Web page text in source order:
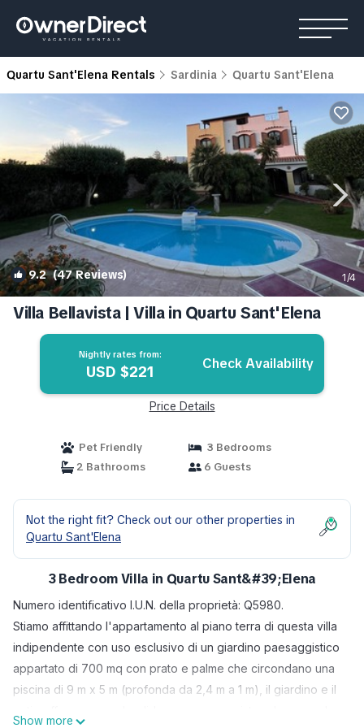
Quartu Sant'Elena Rentals Sardinia Quartu Sant'Elena
9.2(47 Reviews) 1/4
Villa Bellavista | Villa in Quartu Sant'Elena
Nightly rates from:
USD $221 Check Availability
Price Details
Pet Friendly
3 Bedrooms
2 Bathrooms
6 Guests
Not the right fit? Check out our other properties in
Quartu Sant'Elena
3 Bedroom Villa in Quartu Sant&#39;Elena
Numero identificativo I.U.N. della proprietà: Q5980.
Stiamo affittando l'appartamento al piano terra di questa villa
indipendente con uso esclusivo di un giardino paesaggistico
appartato di 700 mq con prato e palme che circondano una
piscina di 9 m x 5 m (profonda da 2,4 m a 1 m), il giardino e il
Show more